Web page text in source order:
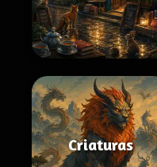
Criaturas